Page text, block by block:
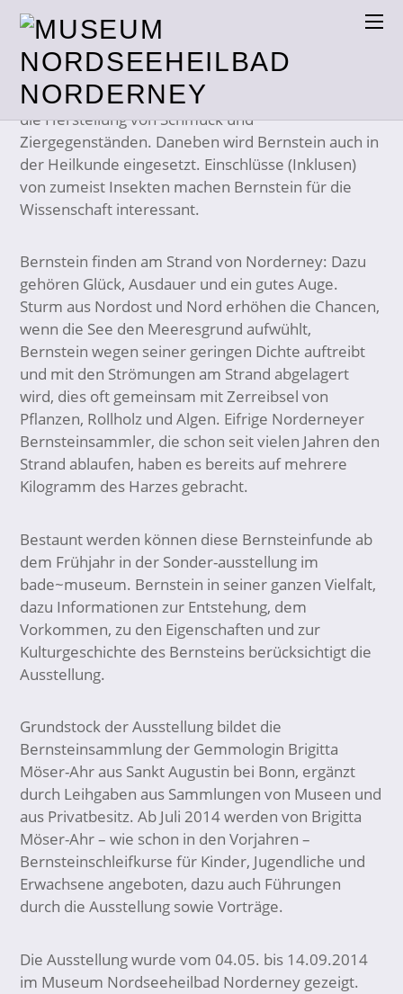
Bernstein wird vom Menschen schon seit
Tausenden von Jahren genutzt, dabei vorrangig für
die Herstellung von Schmuck und
Ziergegenständen. Daneben wird Bernstein auch in
der Heilkunde eingesetzt. Einschlüsse (Inklusen)
von zumeist Insekten machen Bernstein für die
Wissenschaft interessant.
Bernstein finden am Strand von Norderney: Dazu
gehören Glück, Ausdauer und ein gutes Auge.
Sturm aus Nordost und Nord erhöhen die Chancen,
wenn die See den Meeresgrund aufwühlt,
Bernstein wegen seiner geringen Dichte auftreibt
und mit den Strömungen am Strand abgelagert
wird, dies oft gemeinsam mit Zerreibsel von
Pflanzen, Rollholz und Algen. Eifrige Norderneyer
Bernsteinsammler, die schon seit vielen Jahren den
Strand ablaufen, haben es bereits auf mehrere
Kilogramm des Harzes gebracht.
Bestaunt werden können diese Bernsteinfunde ab
dem Frühjahr in der Sonder-ausstellung im
bade~museum. Bernstein in seiner ganzen Vielfalt,
dazu Informationen zur Entstehung, dem
Vorkommen, zu den Eigenschaften und zur
Kulturgeschichte des Bernsteins berücksichtigt die
Ausstellung.
Grundstock der Ausstellung bildet die
Bernsteinsammlung der Gemmologin Brigitta
Möser-Ahr aus Sankt Augustin bei Bonn, ergänzt
durch Leihgaben aus Sammlungen von Museen und
aus Privatbesitz. Ab Juli 2014 werden von Brigitta
Möser-Ahr – wie schon in den Vorjahren –
Bernsteinschleifkurse für Kinder, Jugendliche und
Erwachsene angeboten, dazu auch Führungen
durch die Ausstellung sowie Vorträge.
Die Ausstellung wurde vom 04.05. bis 14.09.2014
im Museum Nordseeheilbad Norderney gezeigt.